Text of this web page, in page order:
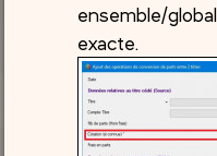
ensemble/
exacte.